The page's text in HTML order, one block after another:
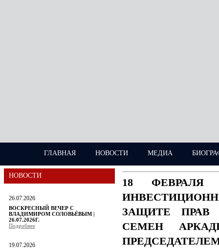
ГЛАВНАЯ НОВОСТИ МЕДИА
НОВОСТИ
26.07.2026
ВОСКРЕСНЫЙ ВЕЧЕР С
ВЛАДИМИРОМ СОЛОВЬЁВЫМ |
26.07.2026Г.
Подробнее
19.07.2026
18 ФЕВРАЛЯ
ЗАЩИТЕ ПРАВ
СЕМЕН